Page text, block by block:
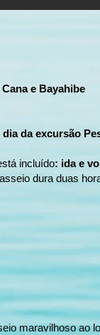
e Bayahibe
da excursão
incluído: ida e
dura duas
maravilhoso ao